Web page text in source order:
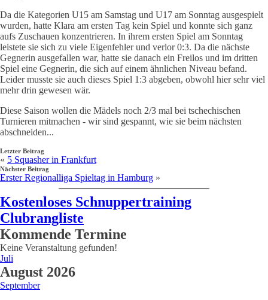
Da die Kategorien U15 am Samstag und U17 am Sonntag ausgespielt
wurden, hatte Klara am ersten Tag kein Spiel und konnte sich ganz
aufs Zuschauen konzentrieren. In ihrem ersten Spiel am Sonntag
leistete sie sich zu viele Eigenfehler und verlor 0:3. Da die nächste
Gegnerin ausgefallen war, hatte sie danach ein Freilos und im dritten
Spiel eine Gegnerin, die sich auf einem ähnlichen Niveau befand.
Leider musste sie auch dieses Spiel 1:3 abgeben, obwohl hier sehr viel
mehr drin gewesen wär.
Diese Saison wollen die Mädels noch 2/3 mal bei tschechischen
Turnieren mitmachen - wir sind gespannt, wie sie beim nächsten
abschneiden...
Letzter Beitrag
« 5 Squasher in Frankfurt
Nächster Beitrag
Erster Regionalliga Spieltag in Hamburg »
Kostenloses Schnuppertraining
Clubrangliste
Kommende Termine
Keine Veranstaltung gefunden!
Juli
August 2026
September